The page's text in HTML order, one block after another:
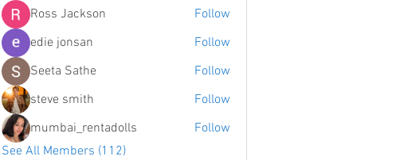
Ross Jackson
Follow
edie jonsan
Follow
Seeta Sathe
Follow
steve smith
Follow
mumbai_rentadolls
Follow
See All Members (112)